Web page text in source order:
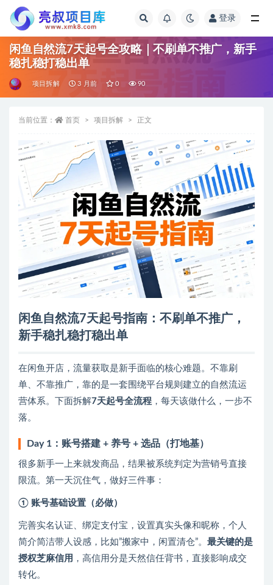
登录
闲鱼自然流7天起号全攻略｜不刷单不推广，新手
稳扎稳打稳出单
项目拆解 3 月前 0 90
当前位置： 首页 项目拆解 正文
闲鱼自然流7天起号指南：不刷单不推广，
新手稳扎稳打稳出单
在闲鱼开店，流量获取是新手面临的核心难题。不靠刷
单、不靠推广，靠的是一套围绕平台规则建立的自然流运
营体系。下面拆解7天起号全流程 ，每天该做什么，一步不
落。
Day 1：账号搭建 + 养号 + 选品（打地基）
很多新手一上来就发商品，结果被系统判定为营销号直接
限流。第一天沉住气，做好三件事：
① 账号基础设置（必做）
完善实名认证、绑定支付宝，设置真实头像和昵称，个人
简介简洁带人设感，比如”搬家中，闲置清仓”。 最关键的是
授权芝麻信用 ，高信用分是天然信任背书，直接影响成交
转化。